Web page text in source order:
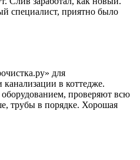
специалист, приятно было
для
в коттедже.
проверяют всю
трубы в порядке. Хорошая